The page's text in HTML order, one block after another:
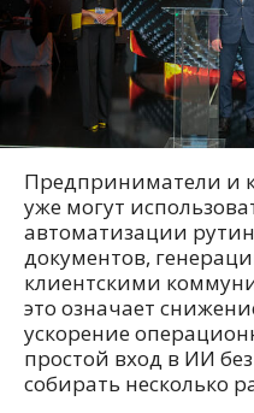
Предприниматели и
уже могут
автоматизации
документов,
клиентскими
это означает
ускорение
простой вход в ИИ
собирать несколько